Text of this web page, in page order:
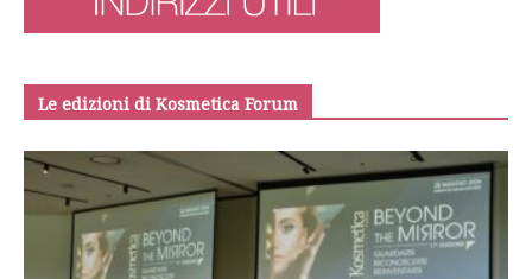
Le edizioni di Kosmetica Forum